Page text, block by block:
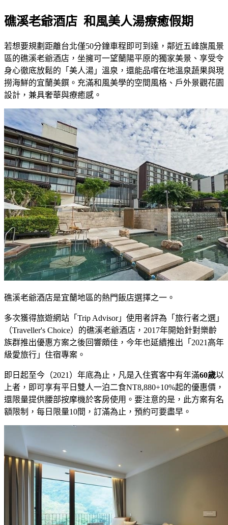
礁溪老爺酒店 和風美人湯療癒假期
若想要規劃距離台北僅50分鐘車程即可到達，鄰近五峰旗風景
區的礁溪老爺酒店，坐擁可一望蘭陽平原的獨家美景、享受令
身心徹底放鬆的「美人湯」溫泉，還能品嚐在地溫泉蔬果與現
撈海鮮的宜蘭美饌。充滿和風美學的空間風格、戶外景觀花園
設計，兼具奢華與療癒感。
礁溪老爺酒店是宜蘭地區的熱門飯店選擇之一。
多次獲得旅遊網站「Trip Advisor」使用者評為「旅行者之選」
（Traveller's Choice）的礁溪老爺酒店，2017年開始針對樂齡
族群推出優惠方案之後回響頗佳，今年也延續推出「2021高年
級愛旅行」住宿專案。
即日起至今（2021）年底為止，凡是入住賓客中有年滿60歲以
上者，即可享有平日雙人一泊二食NT8,880+10%起的優惠價，
還限量提供腰部按摩機於客房使用。要注意的是，此方案有名
額限制，每日限量10間，訂滿為止，預約可要盡早。